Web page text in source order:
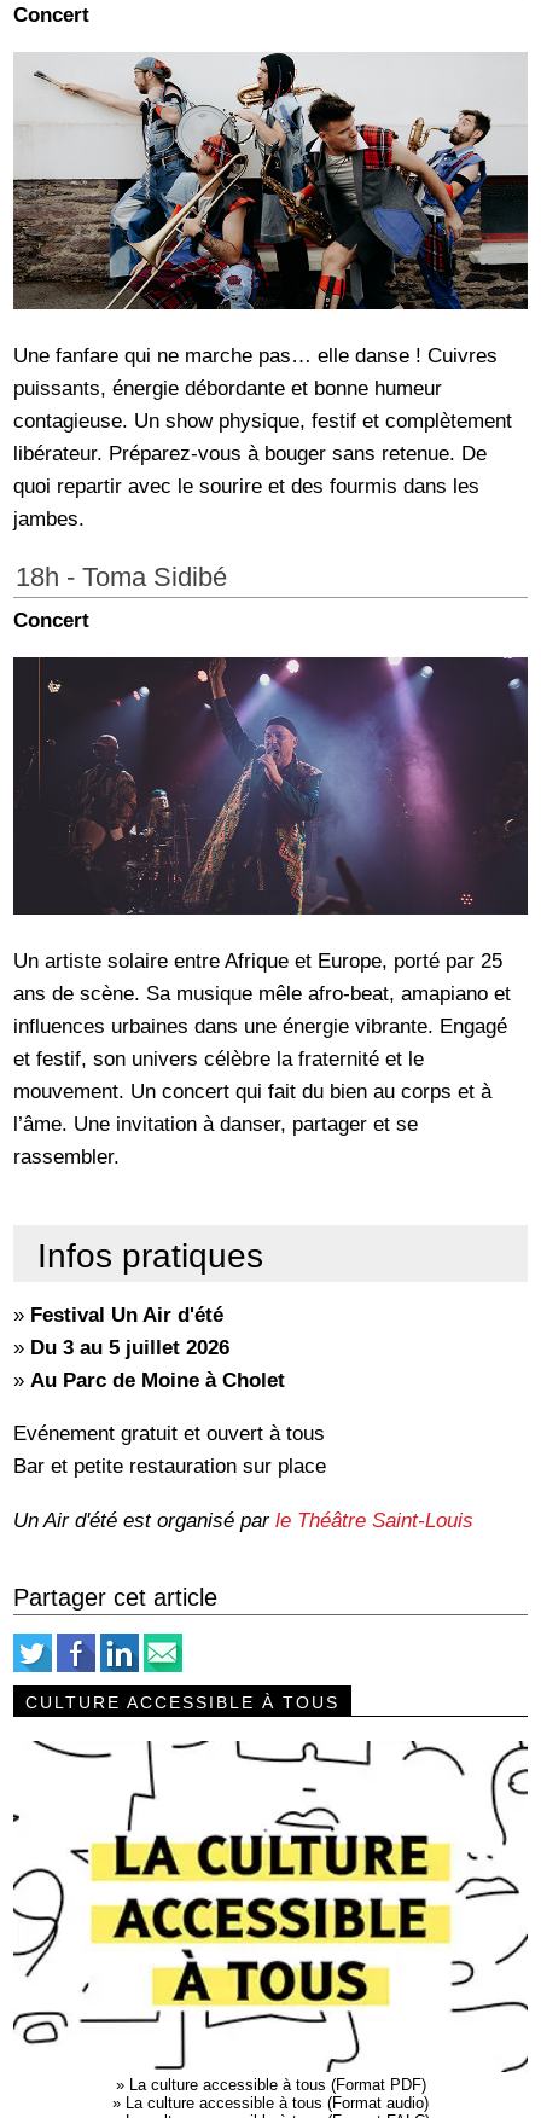
Concert
Une fanfare qui ne marche pas… elle danse ! Cuivres
puissants, énergie débordante et bonne humeur
contagieuse. Un show physique, festif et complètement
libérateur. Préparez-vous à bouger sans retenue. De
quoi repartir avec le sourire et des fourmis dans les
jambes.
18h - Toma Sidibé
Concert
Un artiste solaire entre Afrique et Europe, porté par 25
ans de scène. Sa musique mêle afro-beat, amapiano et
influences urbaines dans une énergie vibrante. Engagé
et festif, son univers célèbre la fraternité et le
mouvement. Un concert qui fait du bien au corps et à
l’âme. Une invitation à danser, partager et se
rassembler.
Infos pratiques
» Festival Un Air d'été
» Du 3 au 5 juillet 2026
»Au Parc de Moine à Cholet
Evénement gratuit et ouvert à tous
Bar et petite restauration sur place
Un Air d'été est organisé parle Théâtre Saint-Louis
Partager cet article
CULTURE ACCESSIBLE À TOUS
» La culture accessible à tous (Format PDF)
» La culture accessible à tous (Format audio)